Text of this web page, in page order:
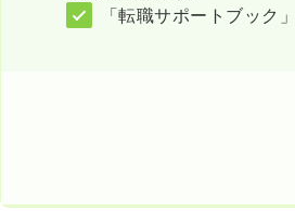
「転職サポートブック